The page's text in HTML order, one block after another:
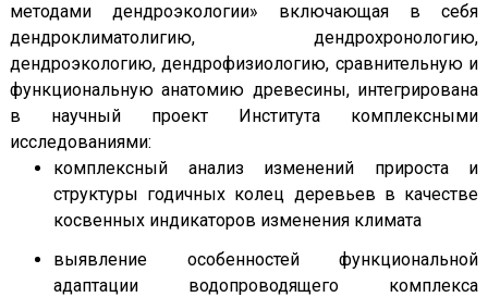
методами дендроэкологии» включающая в себя
дендроклиматолигию, дендрохронологию,
дендроэкологию, дендрофизиологию, сравнительную и
функциональную анатомию древесины, интегрирована
в научный проект Института комплексными
исследованиями:
комплексный анализ изменений прироста и
структуры годичных колец деревьев в качестве
косвенных индикаторов изменения климата
выявление особенностей функциональной
адаптации водопроводящего комплекса